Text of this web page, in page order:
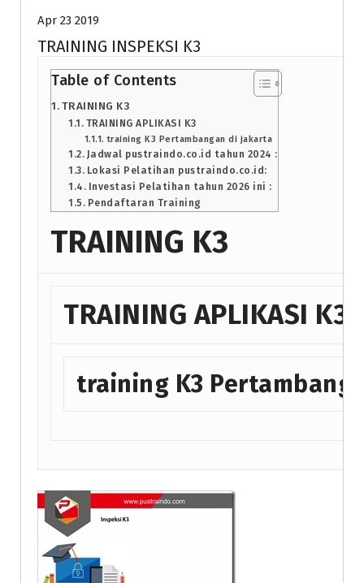
Apr 23 2019
TRAINING INSPEKSI K3
Table of Contents
TRAINING K3
TRAINING APLIKASI K3
training K3 Pertambangan di jakarta
Jadwal pustraindo.co.id tahun 2024 :
Lokasi Pelatihan pustraindo.co.id:
Investasi Pelatihan tahun 2026 ini :
Pendaftaran Training
TRAINING K3
TRAINING APLIKASI K3
training K3